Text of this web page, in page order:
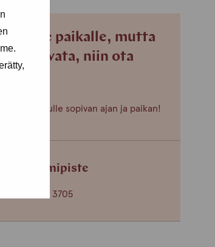
pääse paikalle, mutta
tavata, niin ota
sopia sinulle sopivan ajan ja paikan!
toimipiste
(0)40 650 3705